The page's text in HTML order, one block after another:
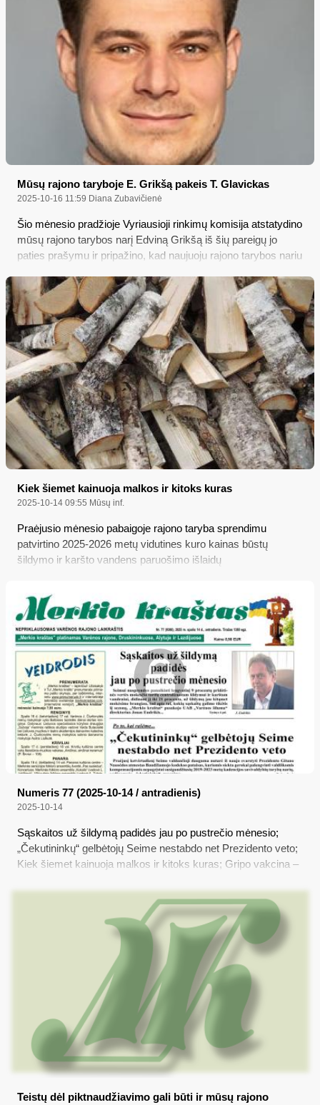
Mūsų rajono taryboje E. Grikšą pakeis T. Glavickas
2025-10-16 11:59 Diana Zubavičienė
Šio mėnesio pradžioje Vyriausioji rinkimų komisija atstatydino
mūsų rajono tarybos narį Edviną Grikšą iš šių pareigų jo
paties prašymu ir pripažino, kad naujuoju rajono tarybos nariu
Kiek šiemet kainuoja malkos ir kitoks kuras
2025-10-14 09:55 Mūsų inf.
Praėjusio mėnesio pabaigoje rajono taryba sprendimu
patvirtino 2025-2026 metų vidutines kuro kainas būstų
šildymo ir karšto vandens paruošimo išlaidų
gyventojams, paskaičiuoti, bet tuo pačiu iš tarybai pateiktos
medžiagos galima sužinoti, kiek šįmet vidutiniškai pabrango
ar atpigo kietasis ir kitoks kuras palyginti su ankstesniais
metais...
Numeris 77 (2025-10-14 / antradienis)
2025-10-14
Sąskaitos už šildymą padidės jau po pustrečio mėnesio;
„Čekutininkų“ gelbėtojų Seime nestabdo net Prezidento veto;
Kiek šiemet kainuoja malkos ir kitoks kuras; Gripo vakcina –
Teistų dėl piktnaudžiavimo gali būti ir mūsų rajono